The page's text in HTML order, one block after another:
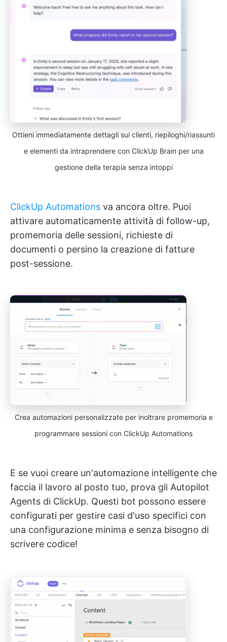
Ottieni immediatamente dettagli sui clienti, riepiloghi/riassunti
e elementi da intraprendere con ClickUp Brain per una
gestione della terapia senza intoppi
ClickUp Automations va ancora oltre. Puoi
attivare automaticamente attività di follow-up,
promemoria delle sessioni, richieste di
documenti o persino la creazione di fatture
post-sessione.
Crea automazioni personalizzate per inoltrare promemoria e
programmare sessioni con ClickUp Automations
E se vuoi creare un'automazione intelligente che
faccia il lavoro al posto tuo, prova gli Autopilot
Agents di ClickUp. Questi bot possono essere
configurati per gestire casi d'uso specifici con
una configurazione minima e senza bisogno di
scrivere codice!